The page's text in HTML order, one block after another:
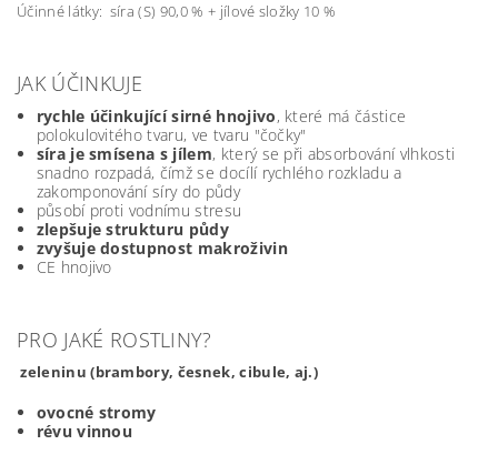
Účinné látky: síra (S) 90,0 % + jílové složky 10 %
JAK ÚČINKUJE
rychle účinkující sirné hnojivo, které má částice
polokulovitého tvaru, ve tvaru "čočky"
síra je smísena s jílem, který se při absorbování vlhkosti
snadno rozpadá, čímž se docílí rychlého rozkladu a
zakomponování síry do půdy
působí proti vodnímu stresu
zlepšuje strukturu půdy
zvyšuje dostupnost makroživin
CE hnojivo
PRO JAKÉ ROSTLINY?
zeleninu (brambory, česnek, cibule, aj.)
ovocné stromy
révu vinnou